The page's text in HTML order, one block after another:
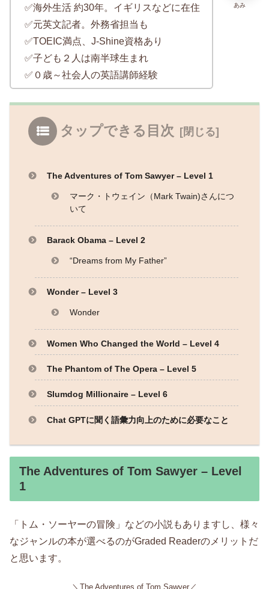
あみ
✅海外生活 約30年。イギリスなどに在住
✅元英文記者。外務省担当も
✅TOEIC満点、J-Shine資格あり
✅子ども２人は南半球生まれ
✅０歳～社会人の英語講師経験
タップできる目次
The Adventures of Tom Sawyer – Level 1
マーク・トウェイン（Mark Twain)さんにつ
いて
Barack Obama – Level 2
“Dreams from My Father”
Wonder – Level 3
Wonder
Women Who Changed the World – Level 4
The Phantom of The Opera – Level 5
Slumdog Millionaire – Level 6
Chat GPTに聞く語彙力向上のために必要なこと
The Adventures of Tom Sawyer – Level
1
「トム・ソーヤーの冒険」などの小説もありますし、様々
なジャンルの本が選べるのがGraded Readerのメリットだ
と思います。
＼The Adventures of Tom Sawyer／